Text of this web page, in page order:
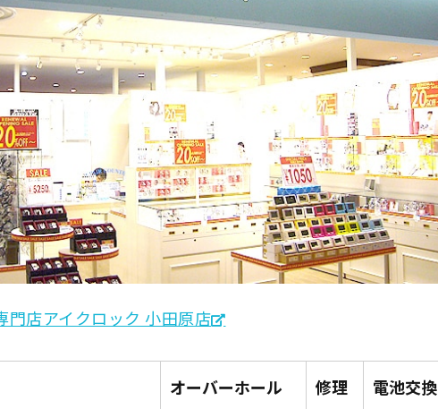
門店アイクロック 小田原店
オーバーホール 修理 電池交換